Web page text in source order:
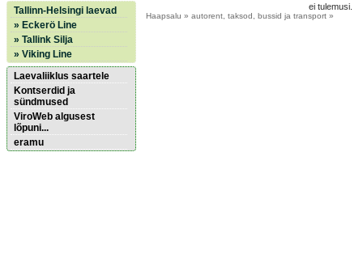
Tallinn-Helsingi laevad
» Eckerö Line
» Tallink Silja
» Viking Line
Laevaliiklus saartele
Kontserdid ja
sündmused
ViroWeb algusest
lõpuni...
eramu
ei tulemusi.
Haapsalu » autorent, taksod, bussid ja transport »